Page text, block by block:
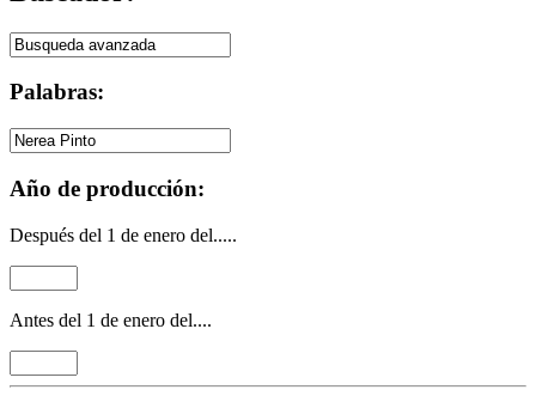
Palabras:
Año de producción:
Después del 1 de enero del.....
Antes del 1 de enero del....